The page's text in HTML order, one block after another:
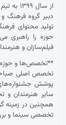
از سال
دبیر گروه فرهنگ
تولید محتوای
حوزه را راهبری
فیلم‌سازان و
**تخصص‌ها و
تخصص اصلی صباحی
پوشش جشنواره‌های
سایر هنرمندان
همچنین در زمینه
تخصصی سینما و